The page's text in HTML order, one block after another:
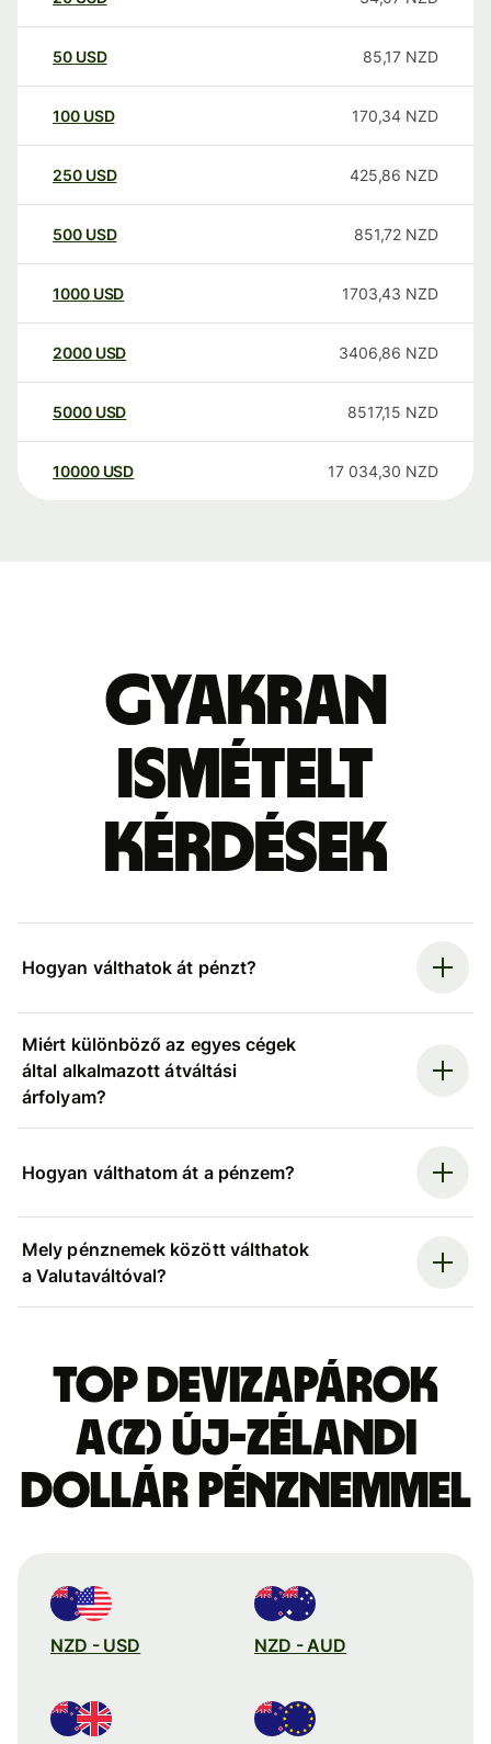
50 USD 85,17 NZD
100 USD 170,34 NZD
250 USD 425,86 NZD
500 USD 851,72 NZD
1000 USD 1703,43 NZD
2000 USD 3406,86 NZD
5000 USD 8517,15 NZD
10000 USD 17 034,30 NZD
Gyakran
ismételt
kérdések
Hogyan válthatok át pénzt?
Miért különböző az egyes cégek
által alkalmazott átváltási
árfolyam?
Hogyan válthatom át a pénzem?
Mely pénznemek között válthatok
a Valutaváltóval?
Top devizapárok
a(z) új-zélandi
dollár pénznemmel
NZD - USD NZD - AUD